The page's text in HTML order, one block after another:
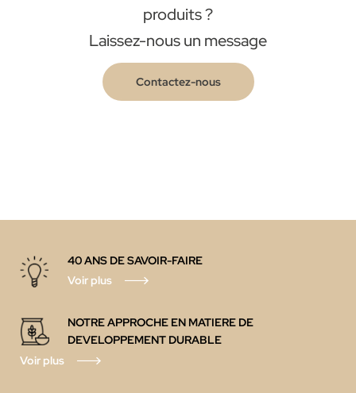
produits ?
Laissez-nous un message
Contactez-nous
40 ANS DE SAVOIR-FAIRE
Voir plus
NOTRE APPROCHE EN MATIERE DE
DEVELOPPEMENT DURABLE
Voir plus